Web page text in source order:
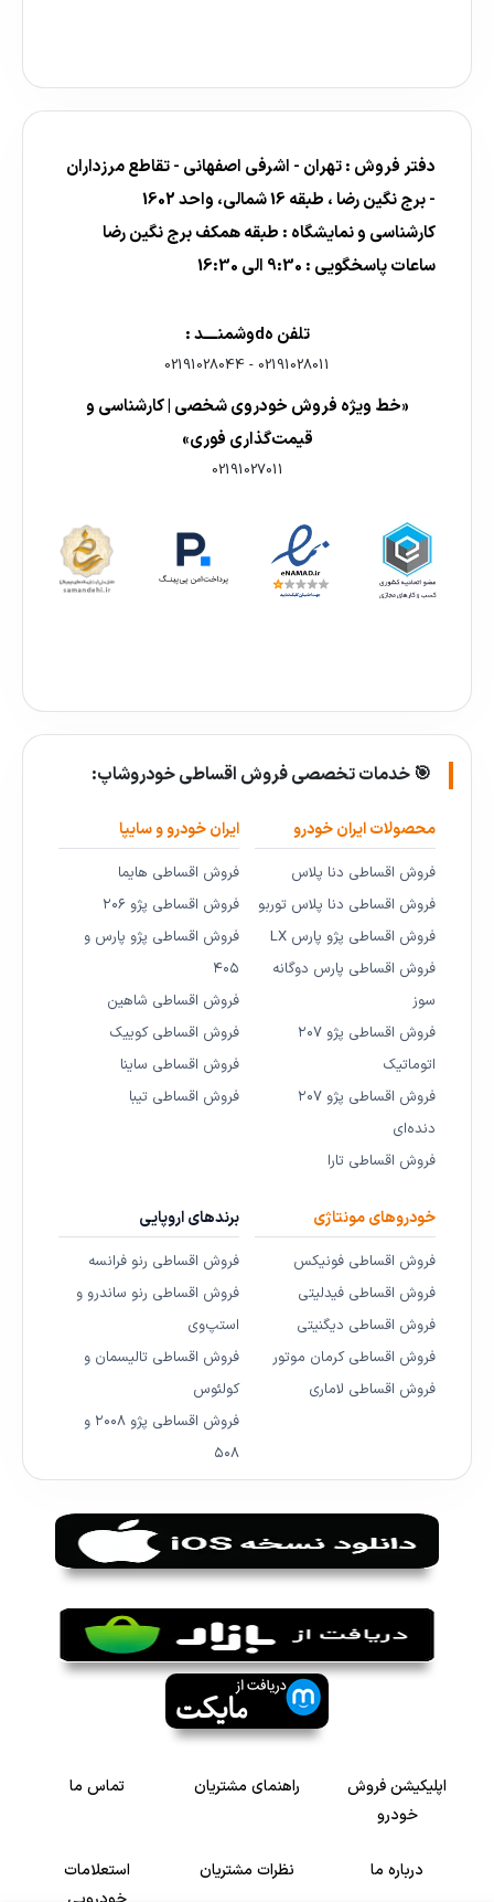
دفتر فروش : تهران - اشرفی اصفهانی - تقاطع مرزداران
- برج نگین رضا ، طبقه 16 شمالی، واحد 1602
کارشناسی و نمایشگاه : طبقه همکف برج نگین رضا
ساعات پاسخگویی : 9:30 الی 16:30
تلفن هdوشمنــــد :
02191028011
-
02191028044
«خط ویژه فروش خودروی شخصی | کارشناسی و
قیمت‌گذاری فوری»
02191027011
🎯 خدمات تخصصی فروش اقساطی خودروشاپ:
محصولات ایران خودرو
فروش اقساطی دنا پلاس
فروش اقساطی دنا پلاس توربو
فروش اقساطی پژو پارس LX
فروش اقساطی پارس دوگانه
سوز
فروش اقساطی پژو ۲۰۷
اتوماتیک
فروش اقساطی پژو ۲۰۷
دنده‌ای
فروش اقساطی تارا
ایران خودرو و سایپا
فروش اقساطی هایما
فروش اقساطی پژو ۲۰۶
فروش اقساطی پژو پارس و
۴۰۵
فروش اقساطی شاهین
فروش اقساطی کوییک
فروش اقساطی ساینا
فروش اقساطی تیبا
خودروهای مونتاژی
فروش اقساطی فونیکس
فروش اقساطی فیدلیتی
فروش اقساطی دیگنیتی
فروش اقساطی کرمان موتور
فروش اقساطی لاماری
برندهای اروپایی
فروش اقساطی رنو فرانسه
فروش اقساطی رنو ساندرو و
استپ‌وی
فروش اقساطی تالیسمان و
کولئوس
فروش اقساطی پژو ۲۰۰۸ و
۵۰۸
اپلیکیشن فروش
خودرو
راهنمای مشتریان تماس ما
درباره ما نظرات مشتریان
استعلامات